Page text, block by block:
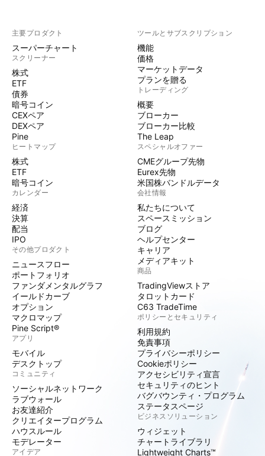
主要プロダクト
スーパーチャート
スクリーナー
株式
ETF
債券
暗号コイン
CEXペア
DEXペア
Pine
ヒートマップ
株式
ETF
暗号コイン
カレンダー
経済
決算
配当
IPO
その他プロダクト
ニュースフロー
ポートフォリオ
ファンダメンタルグラフ
イールドカーブ
オプション
マクロマップ
Pine Script®
アプリ
モバイル
デスクトップ
コミュニティ
ソーシャルネットワーク
ラブウォール
お友達紹介
クリエイタープログラム
ハウスルール
モデレーター
アイデア
ツールとサブスクリプション
機能
価格
マーケットデータ
プランを贈る
トレーディング
概要
ブローカー
ブローカー比較
The Leap
スペシャルオファー
CMEグループ先物
Eurex先物
米国株バンドルデータ
会社情報
私たちについて
スペースミッション
ブログ
ヘルプセンター
キャリア
メディアキット
商品
TradingViewストア
タロットカード
C63 TradeTime
ポリシーとセキュリティ
利用規約
免責事項
プライバシーポリシー
Cookieポリシー
アクセシビリティ宣言
セキュリティのヒント
バグバウンティ・プログラム
ステータスページ
ビジネスソリューション
ウィジェット
チャートライブラリ
Lightweight Charts™